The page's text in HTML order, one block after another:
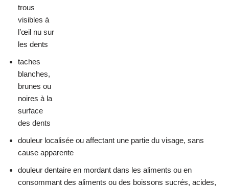
trous
visibles à
l’œil nu sur
les dents
taches
blanches,
brunes ou
noires à la
surface
des dents
douleur localisée ou affectant une partie du visage, sans
cause apparente
douleur dentaire en mordant dans les aliments ou en
consommant des aliments ou des boissons sucrés, acides,